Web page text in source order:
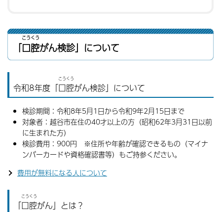
「口腔
こうくう
がん検診」について
令和8年度「口腔
こうくう
がん検診」について
検診期間：令和8年5月1日から令和9年2月15日まで
対象者：越谷市在住の40才以上の方（昭和62年3月31日以前
に生まれた方）
検診費用：900円 ※住所や年齢が確認できるもの（マイナ
ンバーカードや資格確認書等）もご持参ください。
費用が無料になる人について
「口腔
こうくう
がん」とは？